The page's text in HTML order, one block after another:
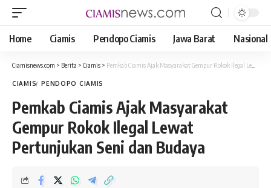
Home Ciamis Pendopo Ciamis Jawa Barat Nasional
Ciamisnews.com > Berita > Ciamis > Pemkab Ciamis Ajak Masyarakat Gempur Rokok Ilegal Lewat Pertunjukan Seni dan Budaya
CIAMIS PENDOPO CIAMIS
Pemkab Ciamis Ajak Masyarakat
Gempur Rokok Ilegal Lewat
Pertunjukan Seni dan Budaya